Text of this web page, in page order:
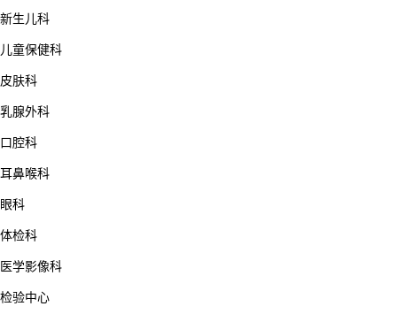
新生儿科
儿童保健科
皮肤科
乳腺外科
口腔科
耳鼻喉科
眼科
体检科
医学影像科
检验中心